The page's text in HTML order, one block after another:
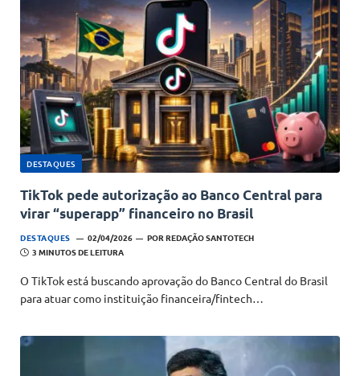
DESTAQUES
TikTok pede autorização ao Banco Central para
virar “superapp” financeiro no Brasil
DESTAQUES 02/04/2026 POR REDAÇÃO SANTOTECH
3 MINUTOS DE LEITURA
O TikTok está buscando aprovação do Banco Central do Brasil
para atuar como instituição financeira/fintech…